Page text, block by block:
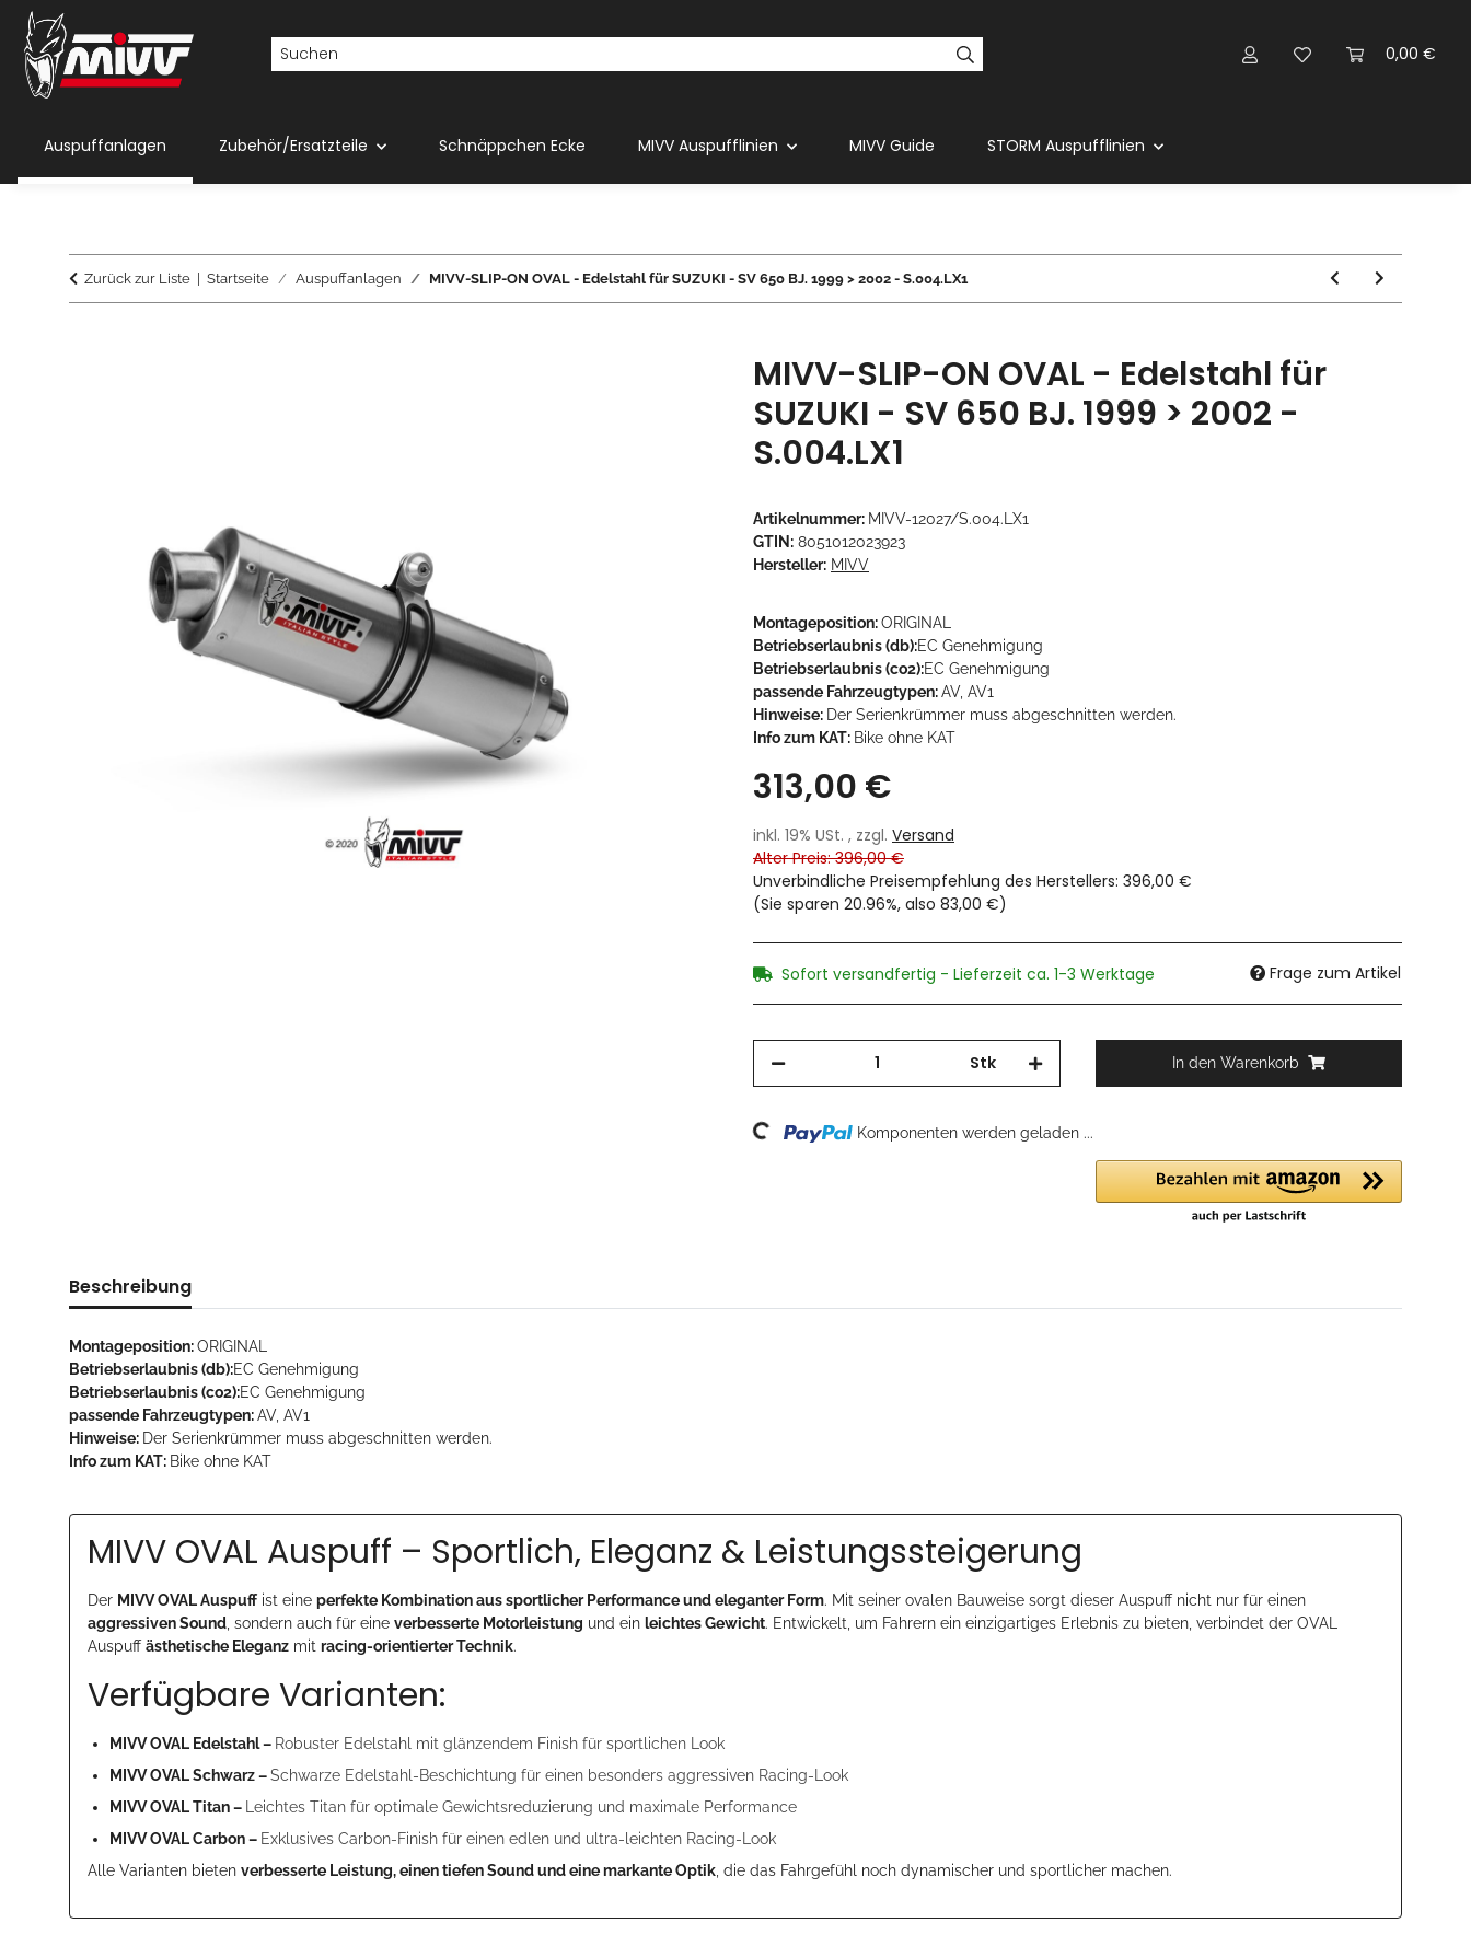
0,00 €
Auspuffanlagen Zubehör/Ersatzteile Schnäppchen Ecke MIVV Auspufflinien MIVV Guide STORM Auspufflinien
Zurück zur Liste Startseite Auspuffanlagen MIVV-SLIP-ON OVAL - Edelstahl für SUZUKI - SV 650 BJ. 1999 > 2002 - S.004.LX1
MIVV-SLIP-ON OVAL - Edelstahl für
SUZUKI - SV 650 BJ. 1999 > 2002 -
S.004.LX1
Artikelnummer: MIVV-12027/S.004.LX1
GTIN: 8051012023923
Hersteller: MIVV
Montageposition:ORIGINAL
Betriebserlaubnis (db):EC Genehmigung
Betriebserlaubnis (co2):EC Genehmigung
passende Fahrzeugtypen:AV, AV1
Hinweise: Der Serienkrümmer muss abgeschnitten werden.
Info zum KAT: Bike ohne KAT
313,00 €
inkl. 19% USt. , zzgl. Versand
Alter Preis: 396,00 €
Unverbindliche Preisempfehlung des Herstellers: 396,00 €
(Sie sparen 20.96%, also 83,00 €)
Sofort versandfertig - Lieferzeit ca. 1-3 Werktage Frage zum Artikel
Stk In den Warenkorb
Loading... Komponenten werden geladen ...
Beschreibung
Montageposition:ORIGINAL
Betriebserlaubnis (db):EC Genehmigung
Betriebserlaubnis (co2):EC Genehmigung
passende Fahrzeugtypen:AV, AV1
Hinweise: Der Serienkrümmer muss abgeschnitten werden.
Info zum KAT: Bike ohne KAT
MIVV OVAL Auspuff – Sportlich, Eleganz & Leistungssteigerung
Der MIVV OVAL Auspuff ist eine perfekte Kombination aus sportlicher Performance und eleganter Form. Mit seiner ovalen Bauweise sorgt dieser Auspuff nicht nur für einen
aggressiven Sound , sondern auch für eine verbesserte Motorleistung und ein leichtes Gewicht. Entwickelt, um Fahrern ein einzigartiges Erlebnis zu bieten, verbindet der OVAL
Auspuffästhetische Eleganz mit racing-orientierter Technik.
Verfügbare Varianten:
MIVV OVAL Edelstahl – Robuster Edelstahl mit glänzendem Finish für sportlichen Look
MIVV OVAL Schwarz –Schwarze Edelstahl-Beschichtung für einen besonders aggressiven Racing-Look
MIVV OVAL Titan – Leichtes Titan für optimale Gewichtsreduzierung und maximale Performance
MIVV OVAL Carbon – Exklusives Carbon-Finish für einen edlen und ultra-leichten Racing-Look
Alle Varianten bieten verbesserte Leistung, einen tiefen Sound und eine markante Optik , die das Fahrgefühl noch dynamischer und sportlicher machen.